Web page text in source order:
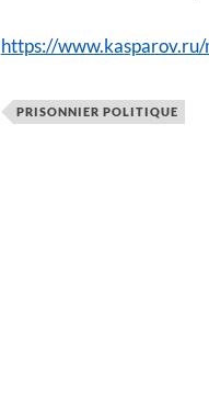
https://
PRISONNIER POLITIQUE